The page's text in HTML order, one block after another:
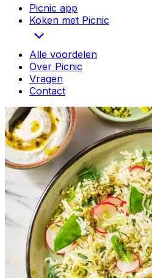
Picnic app
Koken met Picnic
Alle voordelen
Over Picnic
Vragen
Contact